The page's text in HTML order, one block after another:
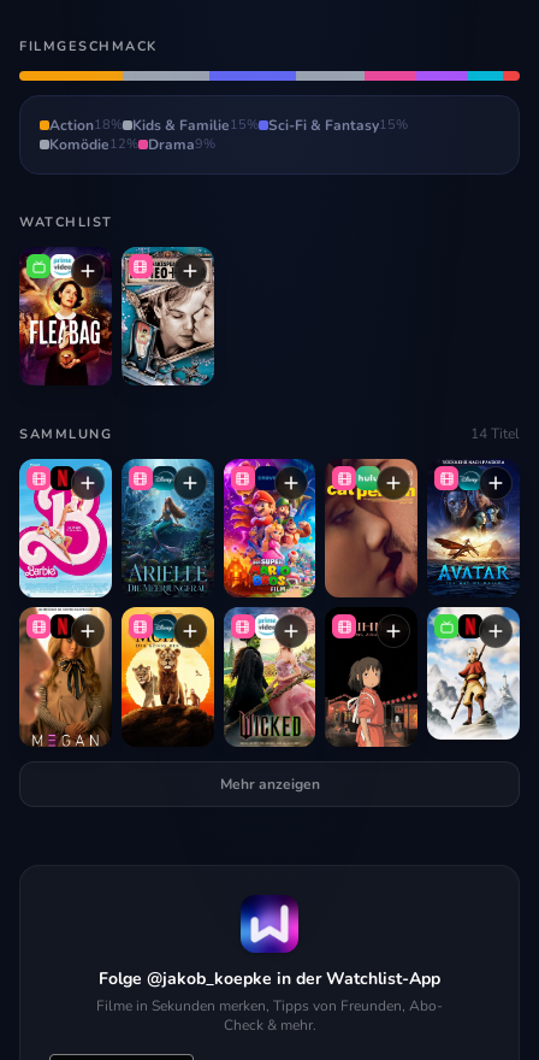
FILMGESCHMACK
Action18% Kids & Familie15% Sci-Fi & Fantasy15%
Komödie12% Drama9%
WATCHLIST
SAMMLUNG 14Titel
Mehr anzeigen
Folge @jakob_koepke in der Watchlist-App
Filme in Sekunden merken, Tipps von Freunden, Abo-
Check & mehr.